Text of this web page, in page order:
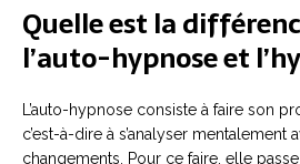
Quelle est la
l’auto-hypnose et
L’auto-hypnose consiste à faire son
c’est-à-dire à s’analyser mentalement
changements. Pour ce faire, elle